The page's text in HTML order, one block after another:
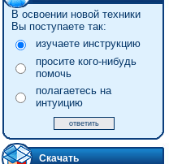
В освоении новой техники
Вы поступаете так:
изучаете инструкцию
просите кого-нибудь
помочь
полагаетесь на
интуицию
Скачать